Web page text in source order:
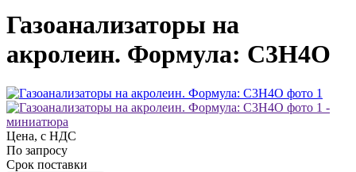
Газоанализаторы на
акролеин. Формула: C3H4O
Цена, с НДС
По запросу
Срок поставки